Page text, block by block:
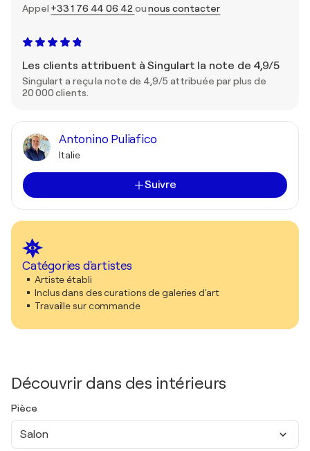
Appel +33 1 76 44 06 42 ounous contacter
Les clients attribuent à Singulart la note de 4,9/5
Singulart a reçu la note de 4,9/5 attribuée par plus de
20 000 clients.
Antonino Puliafico
Italie
Suivre
Catégories d'artistes
Artiste établi
Inclus dans des curations de galeries d'art
Travaille sur commande
Découvrir dans des intérieurs
Pièce
Salon